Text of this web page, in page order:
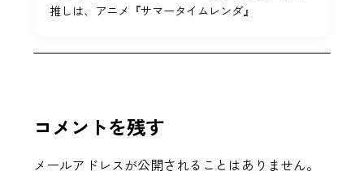
推しは、アニメ『サマータイムレンダ』
コメントを残す
メールアドレスが公開されることはありません。